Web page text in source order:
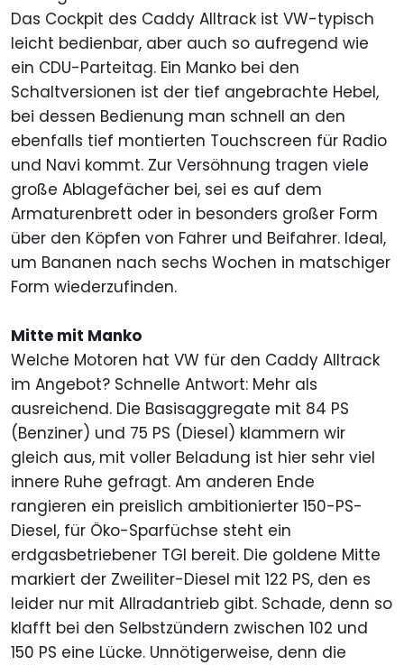
Das Cockpit des Caddy Alltrack ist VW-typisch
leicht bedienbar, aber auch so aufregend wie
ein CDU-Parteitag. Ein Manko bei den
Schaltversionen ist der tief angebrachte Hebel,
bei dessen Bedienung man schnell an den
ebenfalls tief montierten Touchscreen für Radio
und Navi kommt. Zur Versöhnung tragen viele
große Ablagefächer bei, sei es auf dem
Armaturenbrett oder in besonders großer Form
über den Köpfen von Fahrer und Beifahrer. Ideal,
um Bananen nach sechs Wochen in matschiger
Form wiederzufinden.
Mitte mit Manko
Welche Motoren hat VW für den Caddy Alltrack
im Angebot? Schnelle Antwort: Mehr als
ausreichend. Die Basisaggregate mit 84 PS
(Benziner) und 75 PS (Diesel) klammern wir
gleich aus, mit voller Beladung ist hier sehr viel
innere Ruhe gefragt. Am anderen Ende
rangieren ein preislich ambitionierter 150-PS-
Diesel, für Öko-Sparfüchse steht ein
erdgasbetriebener TGI bereit. Die goldene Mitte
markiert der Zweiliter-Diesel mit 122 PS, den es
leider nur mit Allradantrieb gibt. Schade, denn so
klafft bei den Selbstzündern zwischen 102 und
150 PS eine Lücke. Unnötigerweise, denn die